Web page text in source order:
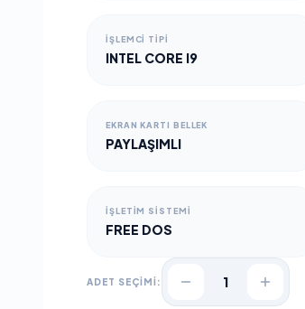
İŞLEMCI TIPI
INTEL CORE I9
EKRAN KARTI BELLEK
PAYLAŞIMLI
İŞLETIM SISTEMI
FREE DOS
ADET SEÇİMİ: 1